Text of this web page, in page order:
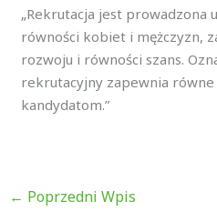
„Rekrutacja jest prowadzona
równości kobiet i mężczyzn,
rozwoju i równości szans.
rekrutacyjny zapewnia równe
kandydatom.”
← Poprzedni Wpis